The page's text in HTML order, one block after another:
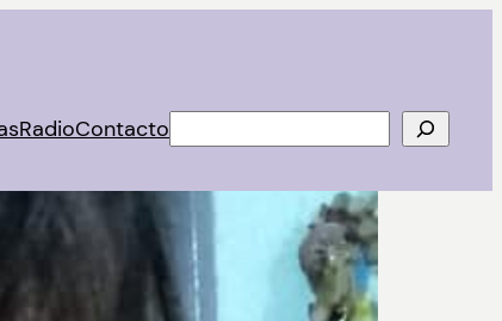
RadioContacto